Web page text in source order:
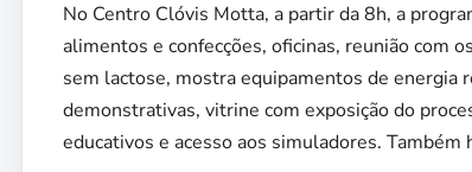
No Centro Clóvis Motta, a partir da 8h, a
alimentos e confecções, oficinas, reunião com
sem lactose, mostra equipamentos de energia
demonstrativas, vitrine com exposição do
educativos e acesso aos simuladores.